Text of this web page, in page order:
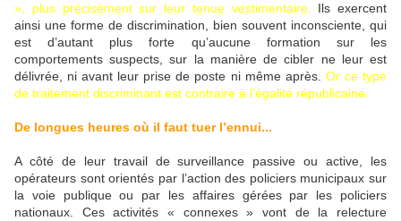
», plus précisément sur leur tenue vestimentaire.
Ils exercent
ainsi une forme de discrimination, bien souvent inconsciente, qui
est d’autant plus forte qu’aucune formation sur les
comportements suspects, sur la manière de cibler ne leur est
délivrée, ni avant leur prise de poste ni même après. Or ce type
de traitement discriminant est contraire à l’égalité républicaine.
De longues heures où il faut tuer l’ennui...
A côté de leur travail de surveillance passive ou active, les
opérateurs sont orientés par l’action des policiers municipaux sur
la voie publique ou par les affaires gérées par les policiers
nationaux. Ces activités « connexes » vont de la relecture